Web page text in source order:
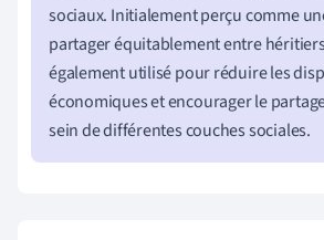
sociaux. Initialement perçu comme
partager équitablement entre
également utilisé pour réduire les
économiques et encourager le
sein de différentes couches sociales.